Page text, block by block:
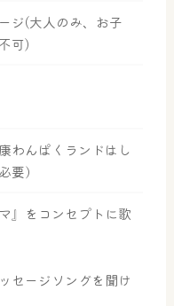
ジ(大人のみ、お子
可)
わんぱくランドはし
要）
』をコンセプトに歌
セージソングを聞け